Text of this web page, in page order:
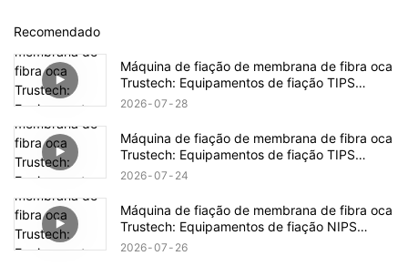
Recomendado
Máquina de fiação de membrana de fibra oca
Trustech: Equipamentos de fiação TIPS
revelados (17)
2026 07 28
Máquina de fiação de membrana de fibra oca
Trustech: Equipamentos de fiação TIPS
revelados (16)
2026 07 24
Máquina de fiação de membrana de fibra oca
Trustech: Equipamentos de fiação NIPS
revelados (18)
2026 07 26